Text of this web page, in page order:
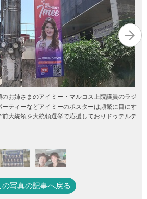
お姉さまのアイミー・マルコス上院議員のラジ
ティーなどアイミーのポスターは頻繁に目にす
大統領を大統領選挙で応援しておりドゥテルテ
の写真の記事へ戻る